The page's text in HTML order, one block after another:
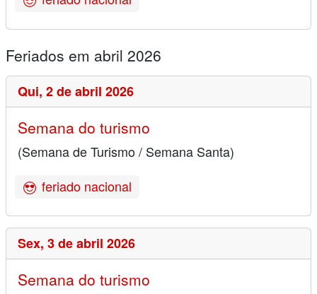
Feriados em abril 2026
Qui, 2 de abril 2026
Semana do turismo
(Semana de Turismo / Semana Santa)
feriado nacional
Sex, 3 de abril 2026
Semana do turismo